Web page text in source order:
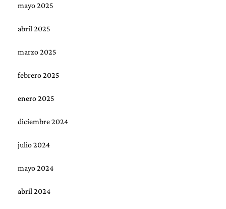
mayo 2025
abril 2025
marzo 2025
febrero 2025
enero 2025
diciembre 2024
julio 2024
mayo 2024
abril 2024